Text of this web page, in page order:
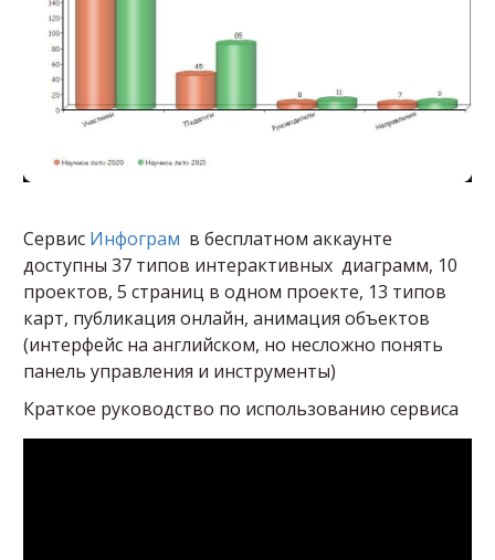
Сервис Инфограм в бесплатном аккаунте
доступны 37 типов интерактивных диаграмм, 10
проектов, 5 страниц в одном проекте, 13 типов
карт, публикация онлайн, анимация объектов
(интерфейс на английском, но несложно понять
панель управления и инструменты)
Краткое руководство по использованию сервиса